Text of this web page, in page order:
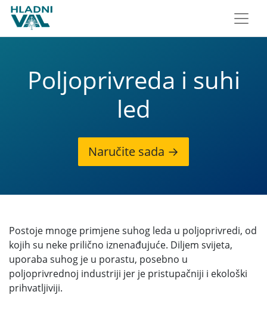
Poljoprivreda i suhi
led
Naručite sada →
Postoje mnoge primjene suhog leda u poljoprivredi, od
kojih su neke prilično iznenađujuće. Diljem svijeta,
uporaba suhog je u porastu, posebno u
poljoprivrednoj industriji jer je pristupačniji i ekološki
prihvatljiviji.